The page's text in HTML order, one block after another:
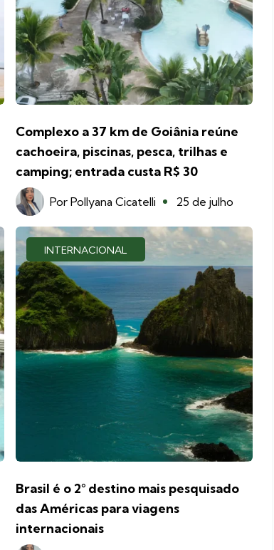
Complexo a 37 km de Goiânia reúne
cachoeira, piscinas, pesca, trilhas e
camping; entrada custa R$ 30
PorPollyana Cicatelli 25 de julho
INTERNACIONAL
Brasil é o 2° destino mais pesquisado
das Américas para viagens
internacionais